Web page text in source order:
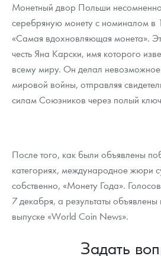
Монетный двор Польши
серебряную монету с номиналом в
«Самая вдохновляющая монета».
честь Яна Карски, имя которого
всему миру. Он делал
мировой войны, отправляя
силам Союзников через полый
После того, как были объявлены
категориях, международное жюри
собственно, «Монету Года».
7 декабря, а результаты
выпуске «World Coin News».
Задать